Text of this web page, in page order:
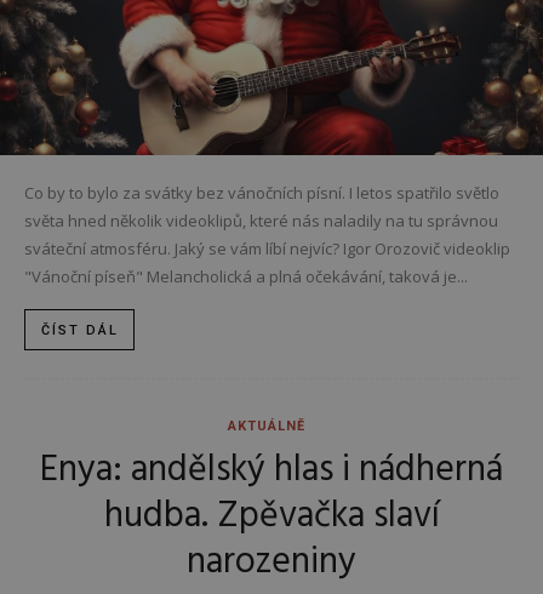
Co by to bylo za svátky bez vánočních písní. I letos spatřilo světlo
světa hned několik videoklipů, které nás naladily na tu správnou
sváteční atmosféru. Jaký se vám líbí nejvíc? Igor Orozovič videoklip
"Vánoční píseň" Melancholická a plná očekávání, taková je...
ČÍST DÁL
AKTUÁLNĚ
Enya: andělský hlas i nádherná
hudba. Zpěvačka slaví
narozeniny